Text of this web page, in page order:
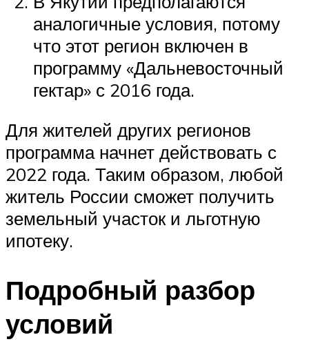
аналогичные условия, потому
что этот регион включен в
программу «Дальневосточный
гектар» с 2016 года.
Для жителей других регионов
программа начнет действовать с
2022 года. Таким образом, любой
житель России сможет получить
земельный участок и льготную
ипотеку.
Подробный разбор
условий